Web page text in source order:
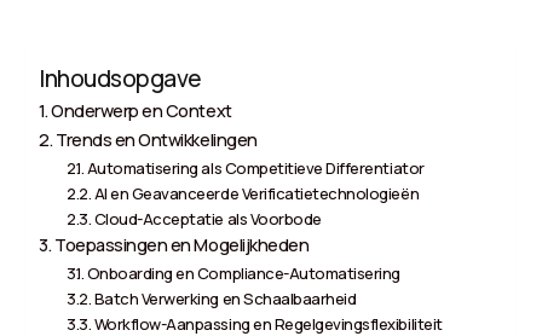
Inhoudsopgave
Onderwerp en Context
Trends en Ontwikkelingen
Automatisering als Competitieve Differentiator
AI en Geavanceerde Verificatietechnologieën
Cloud-Acceptatie als Voorbode
Toepassingen en Mogelijkheden
Onboarding en Compliance-Automatisering
Batch Verwerking en Schaalbaarheid
Workflow-Aanpassing en Regelgevingsflexibiliteit